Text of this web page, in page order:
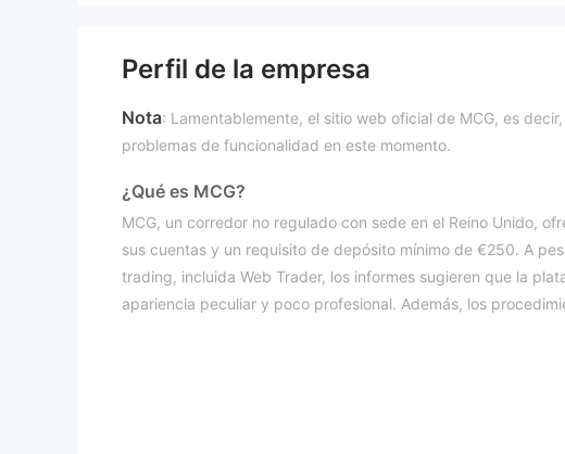
Perfil de la empresa
Nota: Lamentablemente, el sitio web oficial de MCG, es decir,
problemas de funcionalidad en este momento.
¿Qué es MCG?
MCG, un corredor no regulado con sede en el Reino Unido,
sus cuentas y un requisito de depósito mínimo de €250. A
trading, incluida Web Trader, los informes sugieren que la
apariencia peculiar y poco profesional. Además, los
desde varios ángulos y te presentaremos información bien